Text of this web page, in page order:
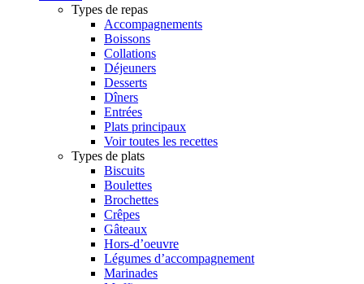
Types de repas
Accompagnements
Boissons
Collations
Déjeuners
Desserts
Dîners
Entrées
Plats principaux
Voir toutes les recettes
Types de plats
Biscuits
Boulettes
Brochettes
Crêpes
Gâteaux
Hors-d’oeuvre
Légumes d’accompagnement
Marinades